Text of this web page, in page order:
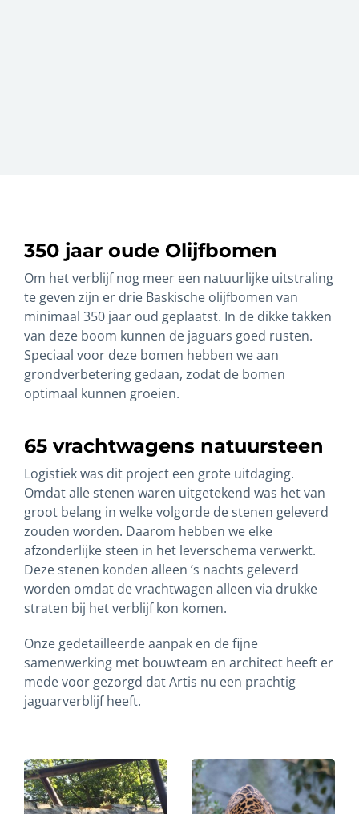
350 jaar oude Olijfbomen
Om het verblijf nog meer een natuurlijke uitstraling
te geven zijn er drie Baskische olijfbomen van
minimaal 350 jaar oud geplaatst. In de dikke takken
van deze boom kunnen de jaguars goed rusten.
Speciaal voor deze bomen hebben we aan
grondverbetering gedaan, zodat de bomen
optimaal kunnen groeien.
65 vrachtwagens natuursteen
Logistiek was dit project een grote uitdaging.
Omdat alle stenen waren uitgetekend was het van
groot belang in welke volgorde de stenen geleverd
zouden worden. Daarom hebben we elke
afzonderlijke steen in het leverschema verwerkt.
Deze stenen konden alleen ’s nachts geleverd
worden omdat de vrachtwagen alleen via drukke
straten bij het verblijf kon komen.
Onze gedetailleerde aanpak en de fijne
samenwerking met bouwteam en architect heeft er
mede voor gezorgd dat Artis nu een prachtig
jaguarverblijf heeft.